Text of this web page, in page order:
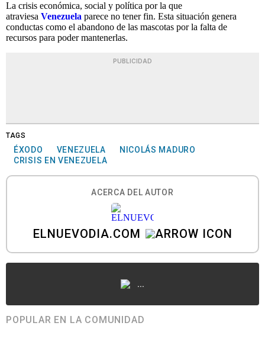
La crisis económica, social y política por la que
atraviesa Venezuela parece no tener fin. Esta situación genera
conductas como el abandono de las mascotas por la falta de
recursos para poder mantenerlas.
PUBLICIDAD
TAGS
ÉXODO VENEZUELA
NICOLÁS MADURO
CRISIS EN VENEZUELA
ACERCA DEL AUTOR
ELNUEVODIA.COM
...
POPULAR EN LA COMUNIDAD